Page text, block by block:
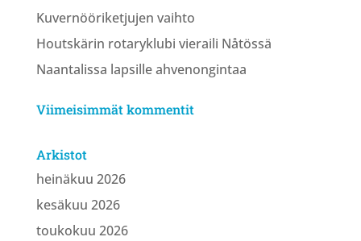
Kuvernööriketjujen vaihto
Houtskärin rotaryklubi vieraili Nåtössä
Naantalissa lapsille ahvenongintaa
Viimeisimmät kommentit
Arkistot
heinäkuu 2026
kesäkuu 2026
toukokuu 2026